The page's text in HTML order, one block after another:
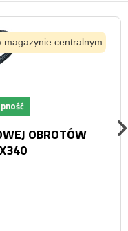
magazynie centralnym
OBROTÓW